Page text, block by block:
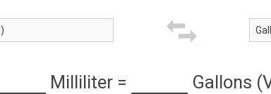
Milliliter = Gallons